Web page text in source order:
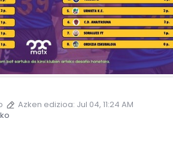
Azken edizioa: Jul 04, 11:24 AM